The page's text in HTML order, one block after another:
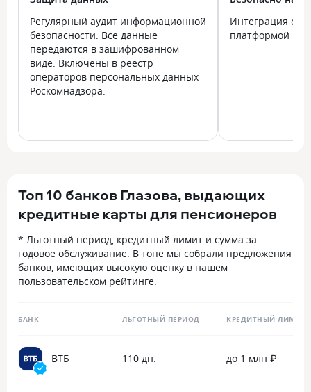
Регулярный аудит информационной
безопасности. Все данные
передаются в зашифрованном
виде. Включены в реестр
операторов персональных данных
Роскомнадзора.
Интеграция с
платформой
Топ 10 банков Глазова, выдающих
кредитные карты для пенсионеров
* Льготный период, кредитный лимит и сумма за
годовое обслуживание. В топе мы собрали предложения
банков, имеющих высокую оценку в нашем
пользовательском рейтинге.
БАНК ЛЬГОТНЫЙ ПЕРИОД КРЕДИТНЫЙ ЛИМИТ
ВТБ 110 дн. до 1 млн ₽